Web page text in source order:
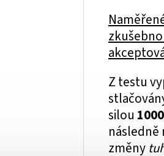
Z testu
silou
změny